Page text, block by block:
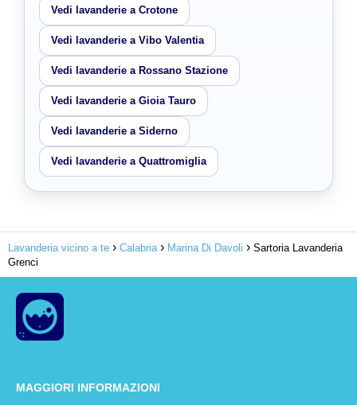
Vedi lavanderie a Crotone
Vedi lavanderie a Vibo Valentia
Vedi lavanderie a Rossano Stazione
Vedi lavanderie a Gioia Tauro
Vedi lavanderie a Siderno
Vedi lavanderie a Quattromiglia
Lavanderia vicino a te Calabria Marina Di Davoli
Sartoria Lavanderia
Grenci
MAGGIORI INFORMAZIONI